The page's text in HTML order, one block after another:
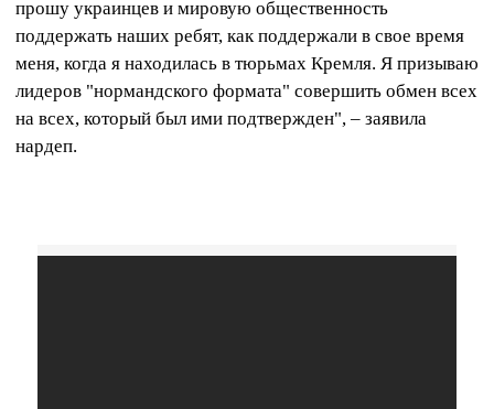
прошу украинцев и мировую общественность
поддержать наших ребят, как поддержали в свое время
меня, когда я находилась в тюрьмах Кремля. Я призываю
лидеров "нормандского формата" совершить обмен всех
на всех, который был ими подтвержден", – заявила
нардеп.